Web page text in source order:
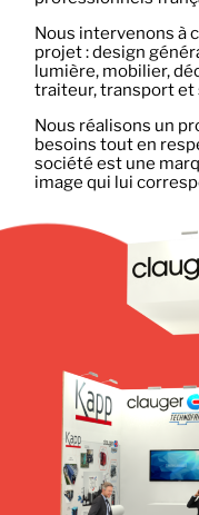
Nous intervenons à
projet : design
lumière, mobilier,
traiteur, transport et
Nous réalisons un
besoins tout en
société est une
image qui lui